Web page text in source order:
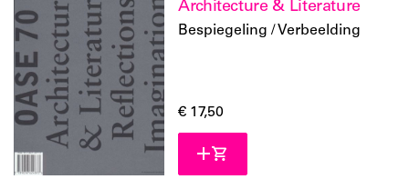
Architecture & Literature
Bespiegeling / Verbeelding
€ 17,50